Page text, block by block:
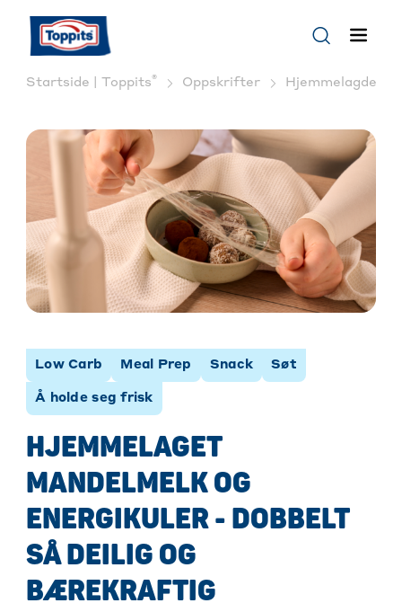
Startside | Toppits® Oppskrifter Hjemmelagde
Low Carb Meal Prep Snack Søt
Å holde seg frisk
HJEMMELAGET
MANDELMELK OG
ENERGIKULER - DOBBELT
SÅ DEILIG OG
BÆREKRAFTIG